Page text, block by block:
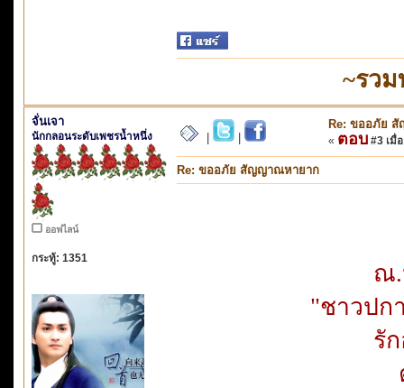
~รว
จั่นเจา
นักกลอนระดับเพชรน้ำหนึ่ง
ออฟไลน์
กระทู้: 1351
Re: ขออภัย
« ตอบ #3 เมื่
Re: ขออภัย สัญญาณหายาก
ณ.
"ชาวปก
รั